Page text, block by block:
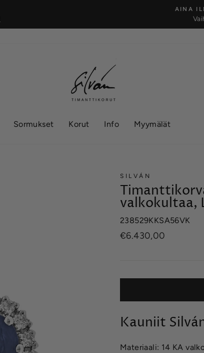
AINA
Sormukset Korut Info Myymälät
SILVÁN
valkokultaa,
238529KKSA56VK
Normaalihinta
€6.430,00
Kauniit
Materiaali: 14 KA